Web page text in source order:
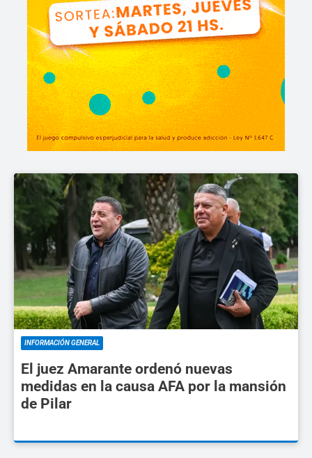
INFORMACIÓN GENERAL
El juez Amarante ordenó nuevas
medidas en la causa AFA por la mansión
de Pilar